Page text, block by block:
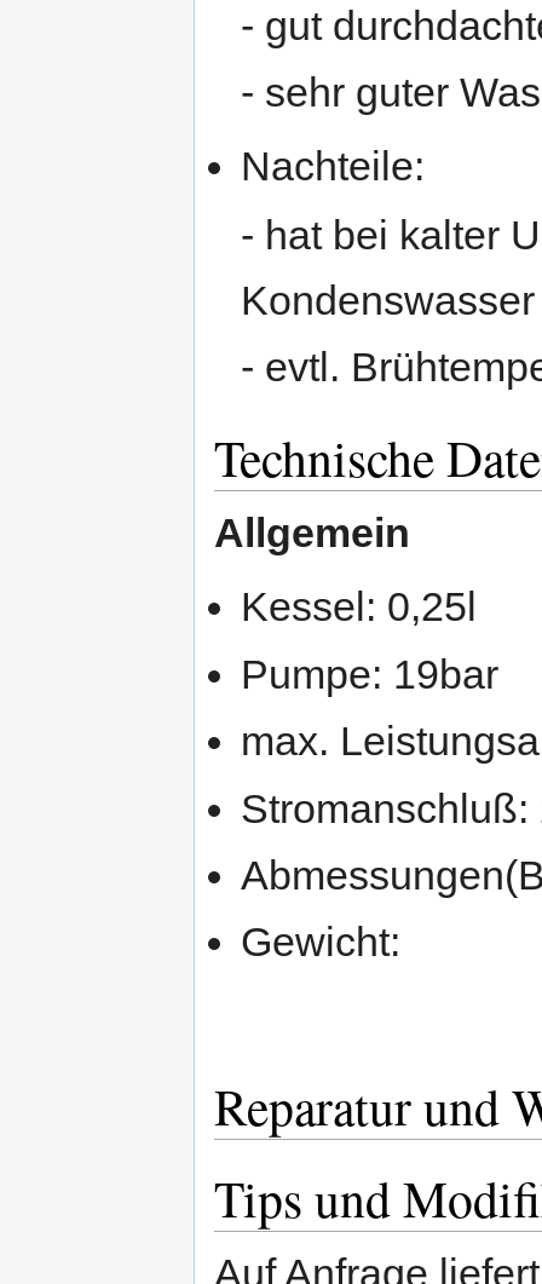
- gut
- sehr guter
Nachteile:
- hat bei kalter
- evtl.
Technische
Allgemein
Kessel: 0,25l
Pumpe: 19bar
max.
Stromanschluß:
Gewicht:
Reparatur und
Tips und
Auf Anfrage